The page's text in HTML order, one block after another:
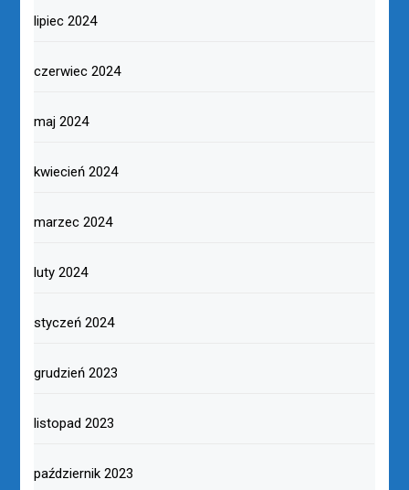
lipiec 2024
czerwiec 2024
maj 2024
kwiecień 2024
marzec 2024
luty 2024
styczeń 2024
grudzień 2023
listopad 2023
październik 2023